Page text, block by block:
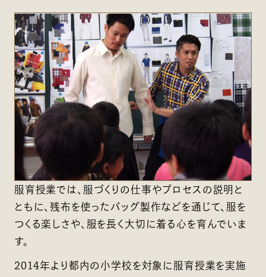
服育授業では、服づくりの仕事やプロセスの説明と
ともに、残布を使ったバッグ製作などを通じて、服を
つくる楽しさや、服を長く大切に着る心を育んでいま
す。
2014年より都内の小学校を対象に服育授業を実施